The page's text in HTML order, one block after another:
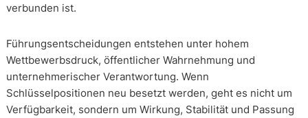
verbunden ist.
Führungsentscheidungen entstehen unter hohem
Wettbewerbsdruck, öffentlicher Wahrnehmung und
unternehmerischer Verantwortung. Wenn
Schlüsselpositionen neu besetzt werden, geht es nicht um
Verfügbarkeit, sondern um Wirkung, Stabilität und Passung